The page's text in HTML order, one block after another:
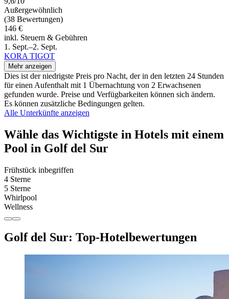
Außergewöhnlich
(38 Bewertungen)
146 €
inkl. Steuern & Gebühren
1. Sept.–2. Sept.
KORA TIGOT
Mehr anzeigen
Dies ist der niedrigste Preis pro Nacht, der in den letzten 24 Stunden
für einen Aufenthalt mit 1 Übernachtung von 2 Erwachsenen
gefunden wurde. Preise und Verfügbarkeiten können sich ändern.
Es können zusätzliche Bedingungen gelten.
Alle Unterkünfte anzeigen
Wähle das Wichtigste in Hotels mit einem
Pool in Golf del Sur
Frühstück inbegriffen
4 Sterne
5 Sterne
Whirlpool
Wellness
Golf del Sur: Top-Hotelbewertungen